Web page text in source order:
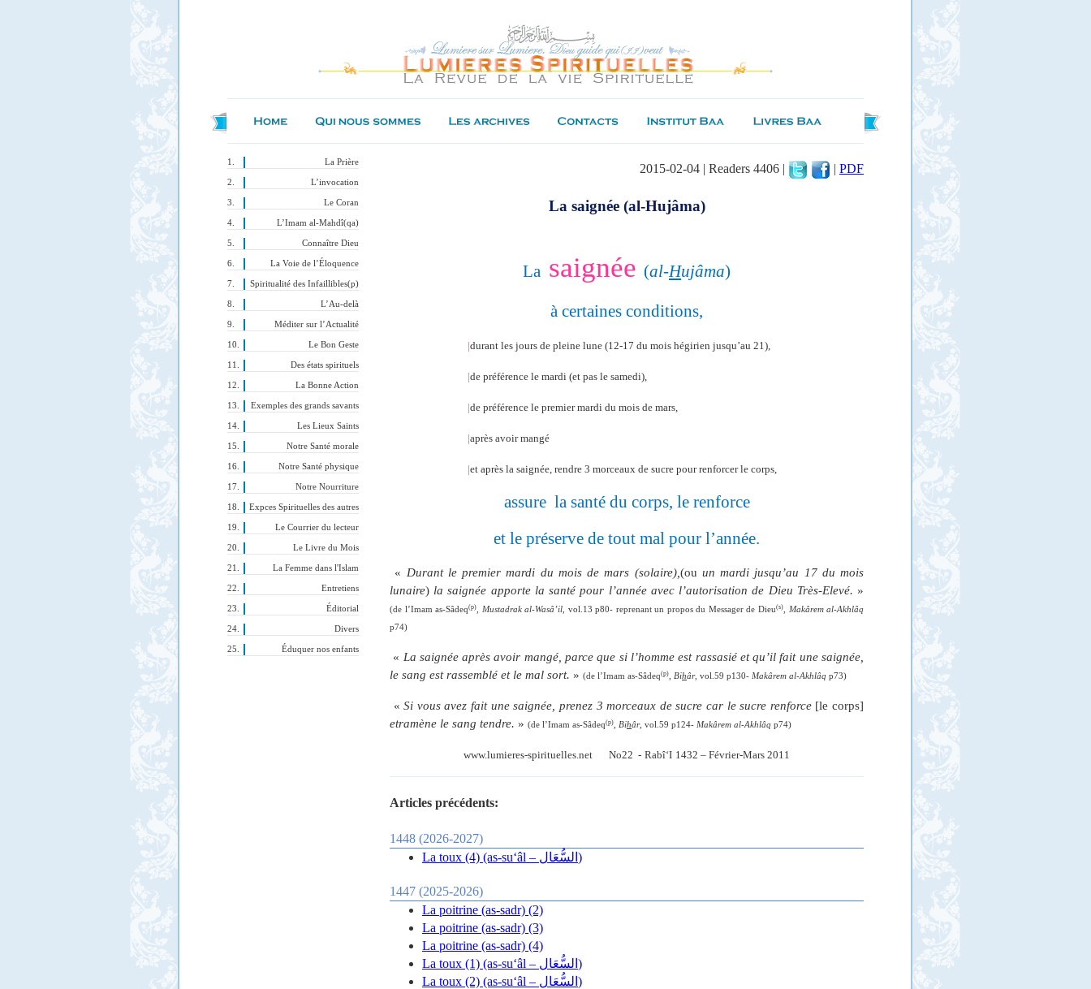
La Prière
L’invocation
Le Coran
L’Imam al-Mahdî(qa)
Connaître Dieu
La Voie de l’Éloquence
Spiritualité des Infaillibles(p)
L’Au-delà
Méditer sur l’Actualité
Le Bon Geste
Des états spirituels
La Bonne Action
Exemples des grands savants
Les Lieux Saints
Notre Santé morale
Notre Santé physique
Notre Nourriture
Expces Spirituelles des autres
Le Courrier du lecteur
Le Livre du Mois
La Femme dans l'Islam
Entretiens
Éditorial
Divers
Éduquer nos enfants
2015-02-04 | Readers 4406 | | PDF
La saignée (al-Hujâma)
La saignée (al-Hujâma)
à certaines conditions,
|durant les jours de pleine lune (12-17 du mois hégirien jusqu’au 21),
|de préférence le mardi (et pas le samedi),
|de préférence le premier mardi du mois de mars,
|après avoir mangé
|et après la saignée, rendre 3 morceaux de sucre pour renforcer le corps,
assure la santé du corps, le renforce
et le préserve de tout mal pour l’année.
« Durant le premier mardi du mois de mars (solaire), (ou un mardi jusqu’au 17 du mois
lunaire) la saignée apporte la santé pour l’année avec l’autorisation de Dieu Très-Elevé. »
(de l’Imam as-Sâdeq(p) Mustadrak al-Wasâ’il , vol.13 p80- reprenant un propos du Messager de Dieu(s),
Makârem al-Akhlâq
p74)
« La saignée aprèsavoir mangé, parce que si l’homme est rassasié et qu’il fait une saignée,
le sang est rassemblé et le mal sort. » (de l’Imam as-Sâdeq(p) Bihâr, vol.59 p130- Makârem al-Akhlâq p73)
«Si vous avez fait une saignée, prenez 3 morceaux de sucre car le sucre renforce [le corps]
etramène le sang tendre. » (de l’Imam as-Sâdeq(p) Bihâr, vol.59 p124- Makârem al-Akhlâq p74)
www.lumieres-spirituelles.net No22 - Rabî‘I 1432 – Février-Mars 2011
Articles précédents:
1448 (2026-2027)
La toux (4) (as-su‘âl – السُّعَال)
1447 (2025-2026)
La poitrine (as-sadr) (2)
La poitrine (as-sadr) (3)
La poitrine (as-sadr) (4)
La toux (1) (as-su‘âl – السُّعَال)
La toux (2) (as-su‘âl – السُّعَال)